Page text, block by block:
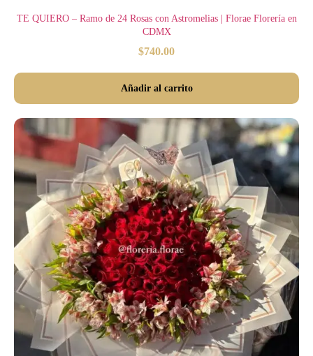
TE QUIERO – Ramo de 24 Rosas con Astromelias | Florae Florería en
CDMX
$740.00
Añadir al carrito